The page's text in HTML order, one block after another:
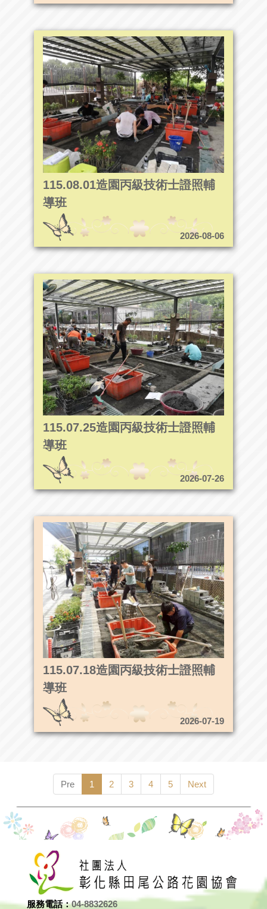
115.08.01造園丙級技術士證照輔
導班
2026-08-06
115.07.25造園丙級技術士證照輔
導班
2026-07-26
115.07.18造園丙級技術士證照輔
導班
2026-07-19
Pre 1 2 3 4 5 Next
服務電話：04-8832626